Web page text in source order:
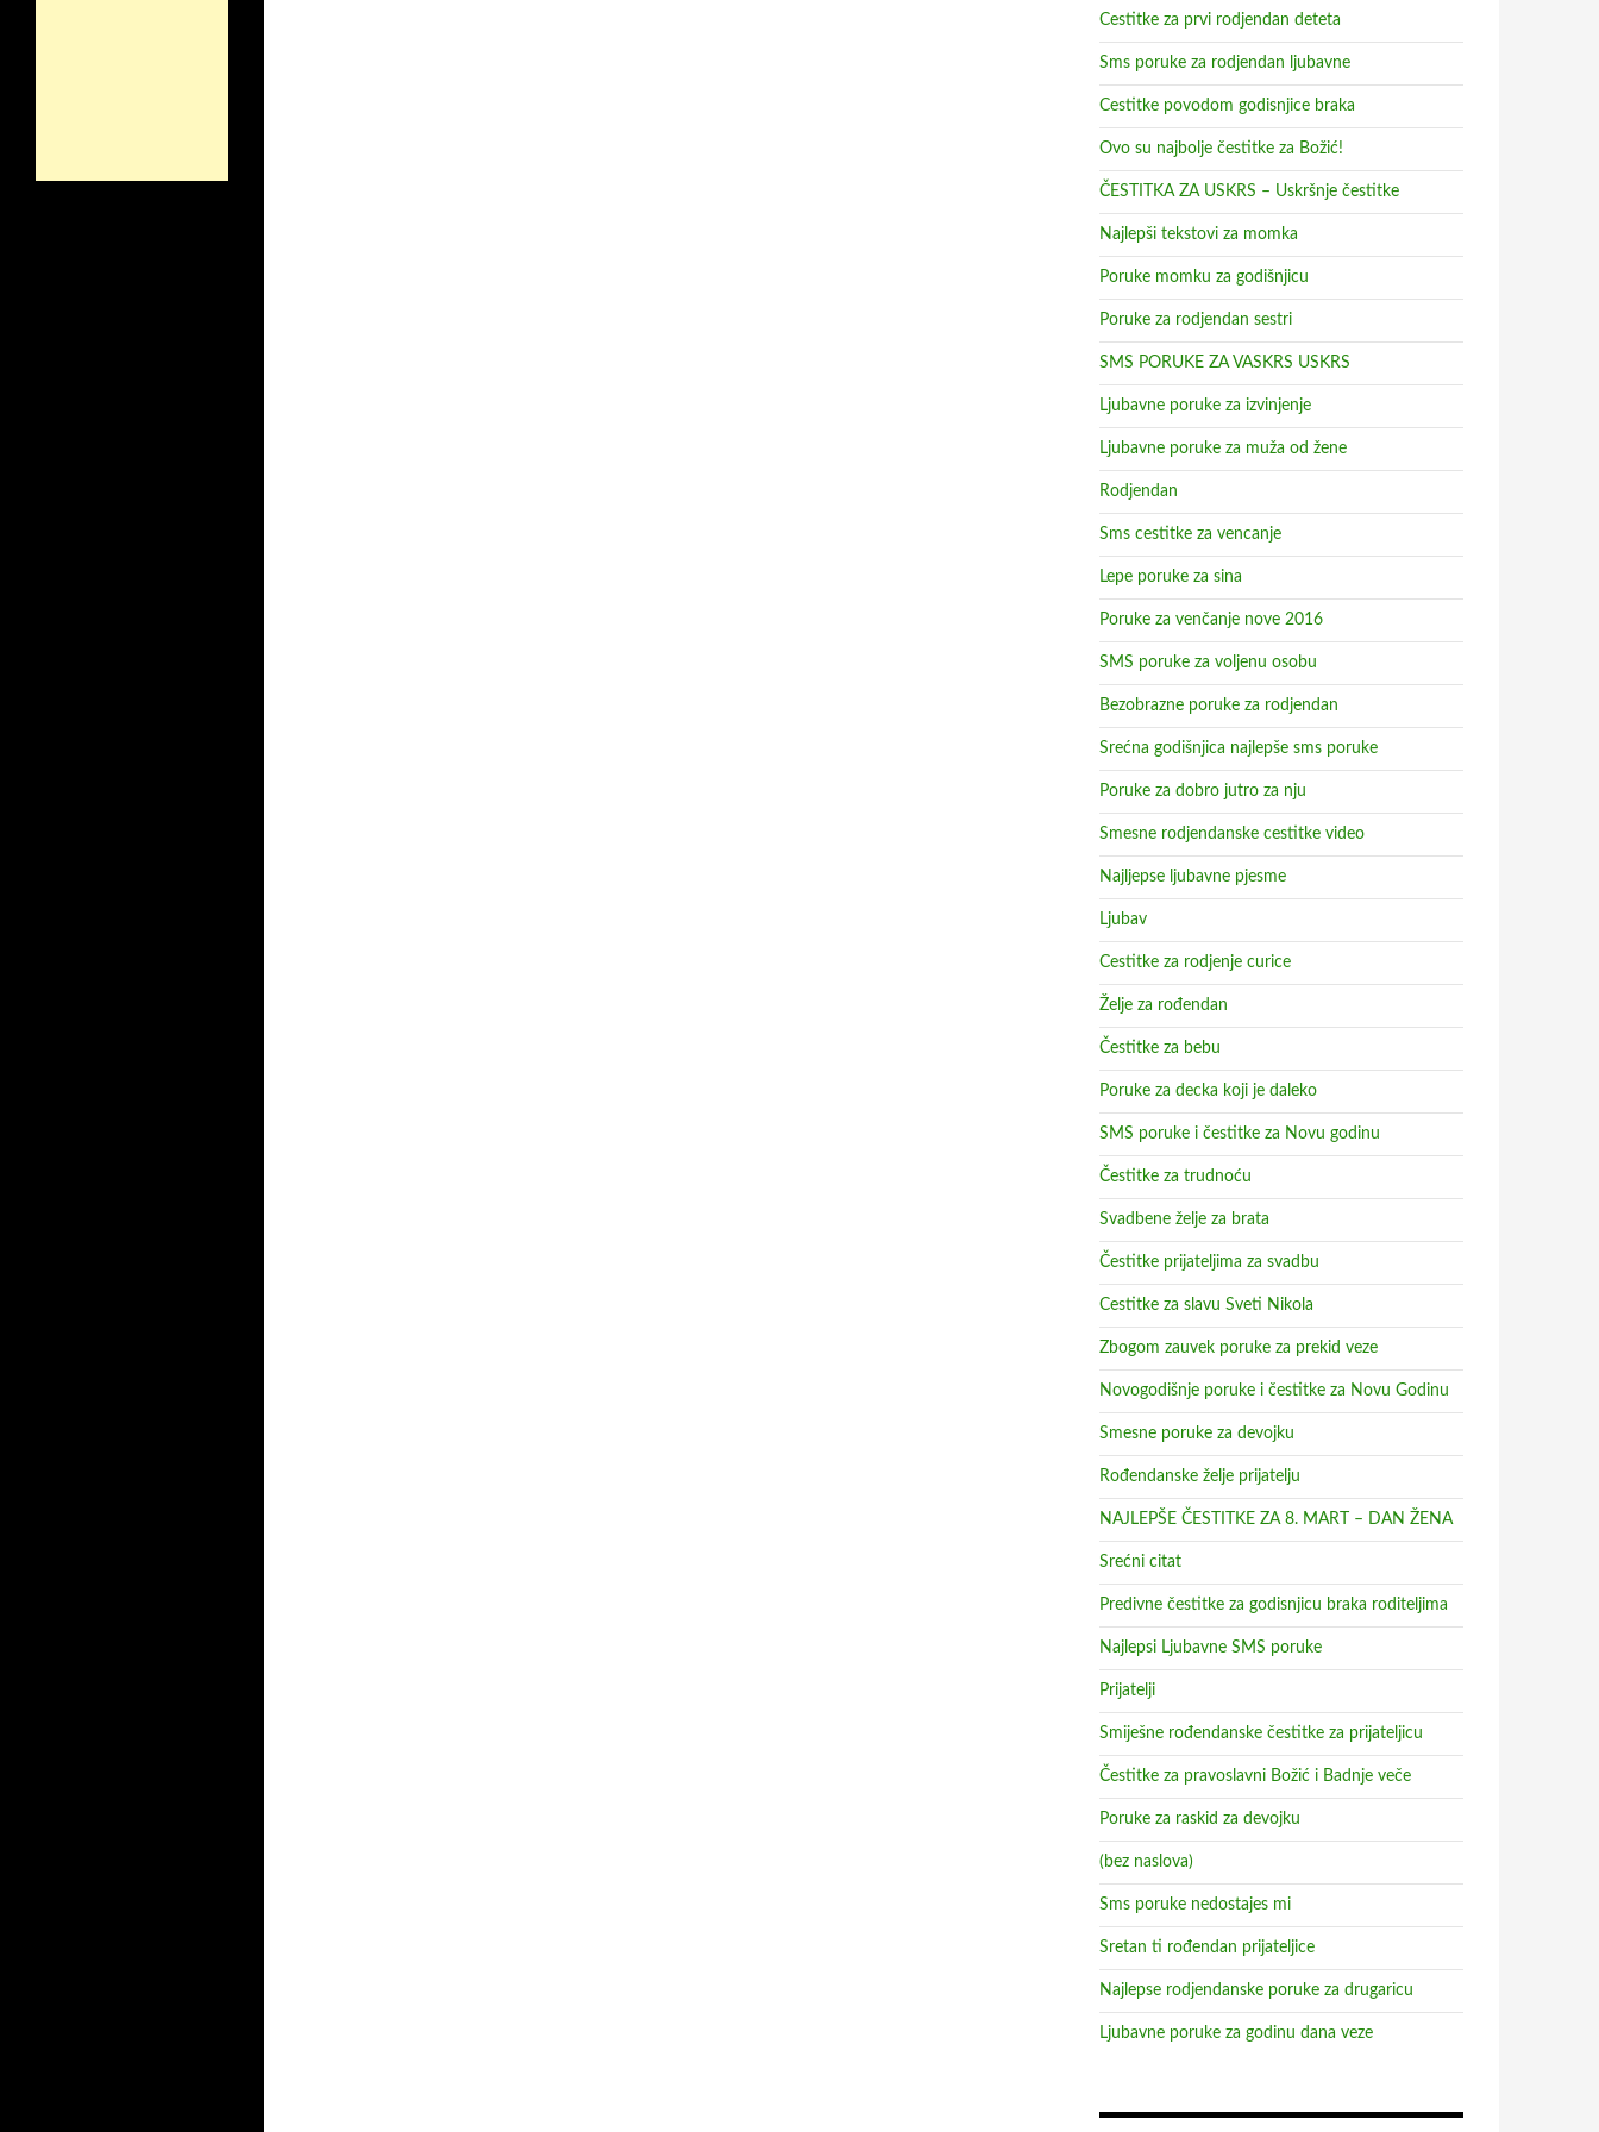
Cestitke za prvi rodjendan deteta
Sms poruke za rodjendan ljubavne
Cestitke povodom godisnjice braka
Ovo su najbolje čestitke za Božić!
ČESTITKA ZA USKRS – Uskršnje čestitke
Najlepši tekstovi za momka
Poruke momku za godišnjicu
Poruke za rodjendan sestri
SMS PORUKE ZA VASKRS USKRS
Ljubavne poruke za izvinjenje
Ljubavne poruke za muža od žene
Rodjendan
Sms cestitke za vencanje
Lepe poruke za sina
Poruke za venčanje nove 2016
SMS poruke za voljenu osobu
Bezobrazne poruke za rodjendan
Srećna godišnjica najlepše sms poruke
Poruke za dobro jutro za nju
Smesne rodjendanske cestitke video
Najljepse ljubavne pjesme
Ljubav
Cestitke za rodjenje curice
Želje za rođendan
Čestitke za bebu
Poruke za decka koji je daleko
SMS poruke i čestitke za Novu godinu
Čestitke za trudnoću
Svadbene želje za brata
Čestitke prijateljima za svadbu
Cestitke za slavu Sveti Nikola
Zbogom zauvek poruke za prekid veze
Novogodišnje poruke i čestitke za Novu Godinu
Smesne poruke za devojku
Rođendanske želje prijatelju
NAJLEPŠE ČESTITKE ZA 8. MART – DAN ŽENA
Srećni citat
Predivne čestitke za godisnjicu braka roditeljima
Najlepsi Ljubavne SMS poruke
Prijatelji
Smiješne rođendanske čestitke za prijateljicu
Čestitke za pravoslavni Božić i Badnje veče
Poruke za raskid za devojku
(bez naslova)
Sms poruke nedostajes mi
Sretan ti rođendan prijateljice
Najlepse rodjendanske poruke za drugaricu
Ljubavne poruke za godinu dana veze